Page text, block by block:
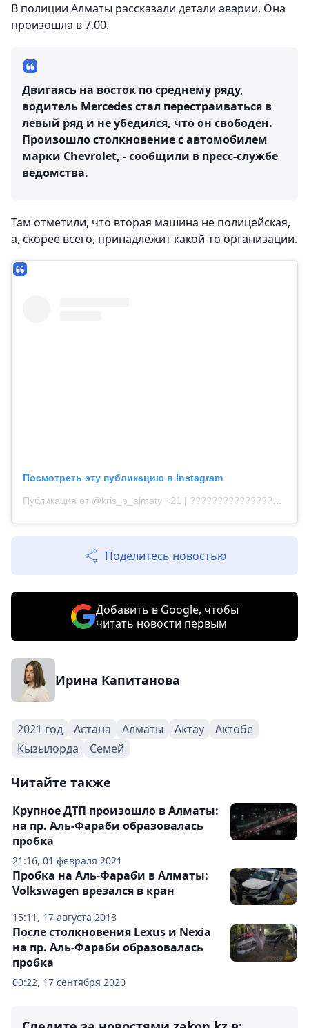
В полиции Алматы рассказали детали аварии. Она
произошла в 7.00.
Двигаясь на восток по среднему ряду,
водитель Mercedes стал перестраиваться в
левый ряд и не убедился, что он свободен.
Произошло столкновение с автомобилем
марки Chevrolet, - сообщили в пресс-службе
ведомства.
Там отметили, что вторая машина не полицейская,
а, скорее всего, принадлежит какой-то организации.
Посмотреть эту публикацию в Instagram
Публикация от @kris_p_almaty +21 | ???????????????? (@kris.p.online)
Поделитесь новостью
Добавить в Google, чтобы
читать новости первым
Ирина Капитанова
2021 год Астана Алматы Актау
Актобе
Кызылорда
Семей
Читайте также
21:16, 01 февраля 2021
Крупное ДТП произошло в Алматы:
на пр. Аль-Фараби образовалась
пробка
15:11, 17 августа 2018
Пробка на Аль-Фараби в Алматы:
Volkswagen врезался в кран
00:22, 17 сентября 2020
После столкновения Lexus и Nexia
на пр. Аль-Фараби образовалась
пробка